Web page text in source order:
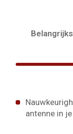
antenne in